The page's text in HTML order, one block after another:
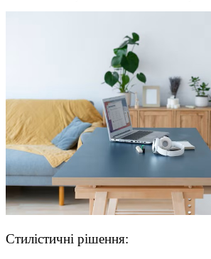
Стилістичні рішення: